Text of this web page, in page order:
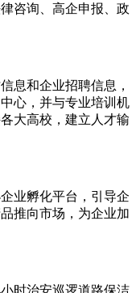
咨询、高企申报、政
息和企业招聘信息，
心，并与专业培训机
大高校，建立人才输
业孵化平台，引导企
推向市场，为企业加
时治安巡逻道路保洁